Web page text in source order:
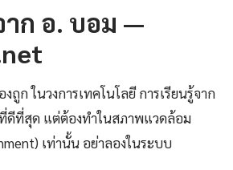
ก อ. บอม —
ถูก ในวงการเทคโนโลยี การเรียนรู้จาก
ดีที่สุด แต่ต้องทำในสภาพแวดล้อม
เท่านั้น อย่าลองในระบบ